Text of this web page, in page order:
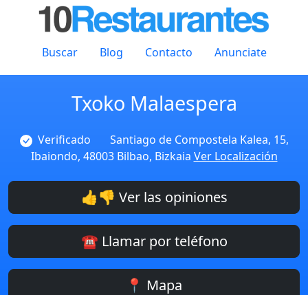
Buscar Blog Contacto Anunciate
Txoko Malaespera
Verificado
Santiago de Compostela Kalea, 15,
Ibaiondo, 48003 Bilbao, Bizkaia Ver Localización
👍👎 Ver las opiniones
☎️ Llamar por teléfono
📍 Mapa